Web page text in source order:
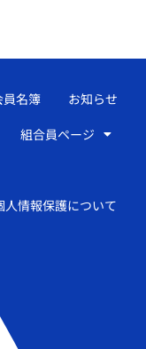
名簿
お知らせ
組合員ページ
人情報保護について